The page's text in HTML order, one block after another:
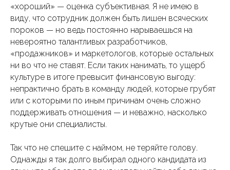
«хороший» — оценка субъективная. Я не имею в
виду, что сотрудник должен быть лишен всяческих
пороков — но ведь постоянно нарываешься на
невероятно талантливых разработчиков,
«продажников» и маркетологов, которые остальных
ни во что не ставят. Если таких нанимать, то ущерб
культуре в итоге превысит финансовую выгоду:
непрактично брать в команду людей, которые грубят
или с которыми по иным причинам очень сложно
поддерживать отношения — и неважно, насколько
крутые они специалисты.
Так что не спешите с наймом, не теряйте голову.
Однажды я так долго выбирал одного кандидата из